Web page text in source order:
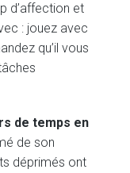
d’affection et
: jouez avec
qu’il vous
de temps en
de son
déprimés ont